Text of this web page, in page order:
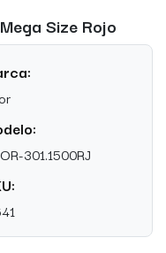
Size Rojo
301.1500RJ